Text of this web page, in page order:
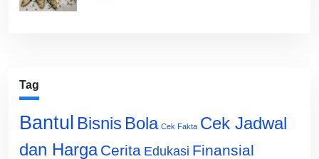
Tag
Bantul Bisnis Bola Cek Fakta Cek Jadwal
dan Harga Cerita Edukasi Finansial